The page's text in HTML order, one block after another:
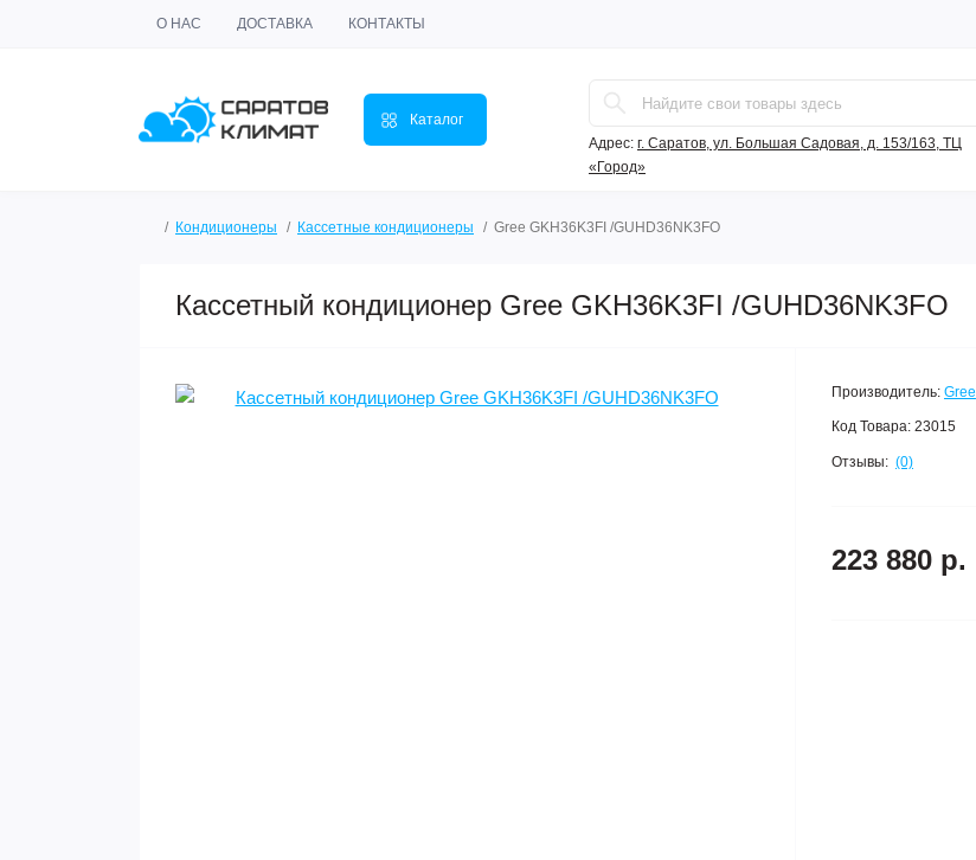
О НАС ДОСТАВКА КОНТАКТЫ
Каталог
Адрес: г. Саратов, ул. Большая Садовая, д. 153/163, ТЦ
«Город»
Кондиционеры Кассетные кондиционеры Gree GKH36K3FI /GUHD36NK3FO
Кассетный кондиционер Gree GKH36K3FI /GUHD36NK3FO
Производитель: Gree
Код Товара: 23015
Отзывы: (0)
223 880 р.